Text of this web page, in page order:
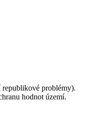
republikové problémy).
hodnot území.